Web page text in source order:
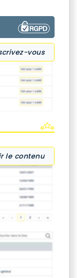
vous
le contenu